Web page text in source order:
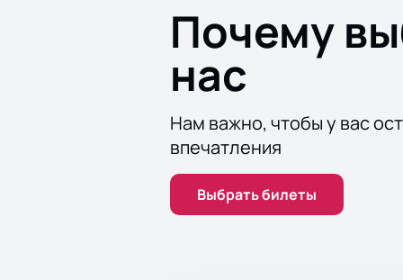
Почему
нас
Нам важно, чтобы у вас
впечатления
Выбрать билеты